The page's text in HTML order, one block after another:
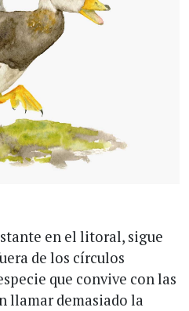
en el litoral, sigue
de los círculos
que convive con las
llamar demasiado la